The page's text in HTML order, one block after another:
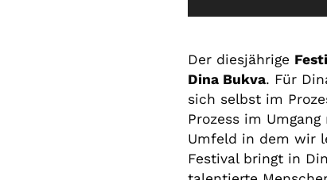
Der diesjährige
Dina Bukva. Für
sich selbst im
Prozess im
Umfeld in dem wir
Festival bringt in